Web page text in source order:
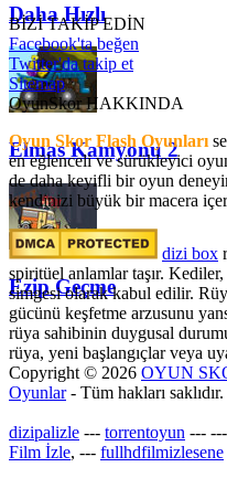
Daha Hızlı
Elmas Kamyonu 2
Ezip Geçme
BİZİ TAKİP EDİN
Facebook'ta beğen
Twitter'da takip et
Sitemap
OyunSkor HAKKINDA
Oyun Skor Flash Oyunları
en eğlenceli ve sürükleyici
de daha keyifli bir oyun
kendinizi büyük bir macera
dizi box
spiritüel anlamlar taşır.
simgesi olarak kabul edilir.
gücünü keşfetme arzusunu
rüya sahibinin duygusal
rüya, yeni başlangıçlar veya
Copyright © 2026 OYUN
Oyunlar- Tüm hakları saklıdır.
dizipalizle --- torrentoyun --- ---
Film İzle, --- fullhdfilmizlesene